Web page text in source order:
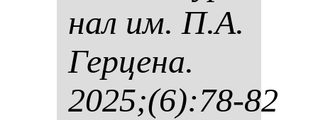
нал им. П.А.
Гер­це­на.
2025;(6):78-82